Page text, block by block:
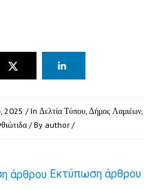
2025 / In Δελτία Τύπου, Δήμος Λαμιέων,
/ By author /
Εκτύπωση άρθρου